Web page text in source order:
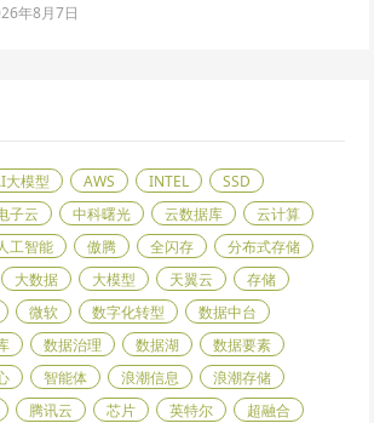
年8月7日
大模型 AWS INTEL
SSD
子云 中科曙光 云数据库
云计算
工智能 傲腾 全闪存
分布式存储
大数据 大模型 天翼云
存储
微软 数字化转型
数据中台
数据治理 数据湖
数据要素
智能体 浪潮信息
浪潮存储
腾讯云 芯片 英特尔 超融合